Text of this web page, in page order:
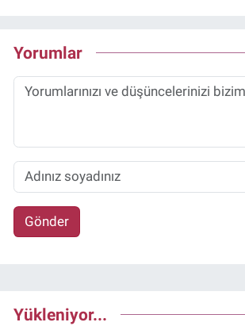
Yorumlar
Gönder
Yükleniyor...